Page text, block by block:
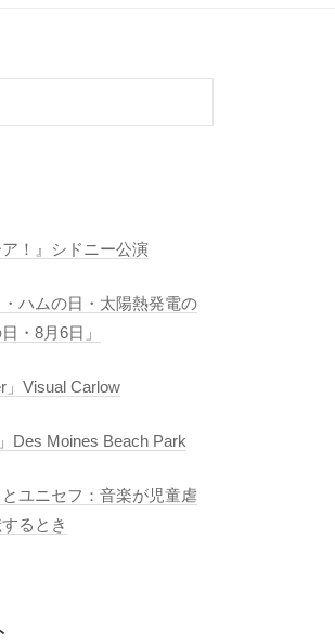
ア！』シドニー公演
ハムの日・太陽熱発電の
・8月6日」
」Visual Carlow
Des Moines Beach Park
とユニセフ：音楽が児童虐
るとき